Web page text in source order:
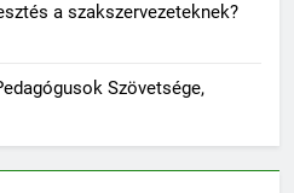
a szakszervezeteknek?
Szövetsége,